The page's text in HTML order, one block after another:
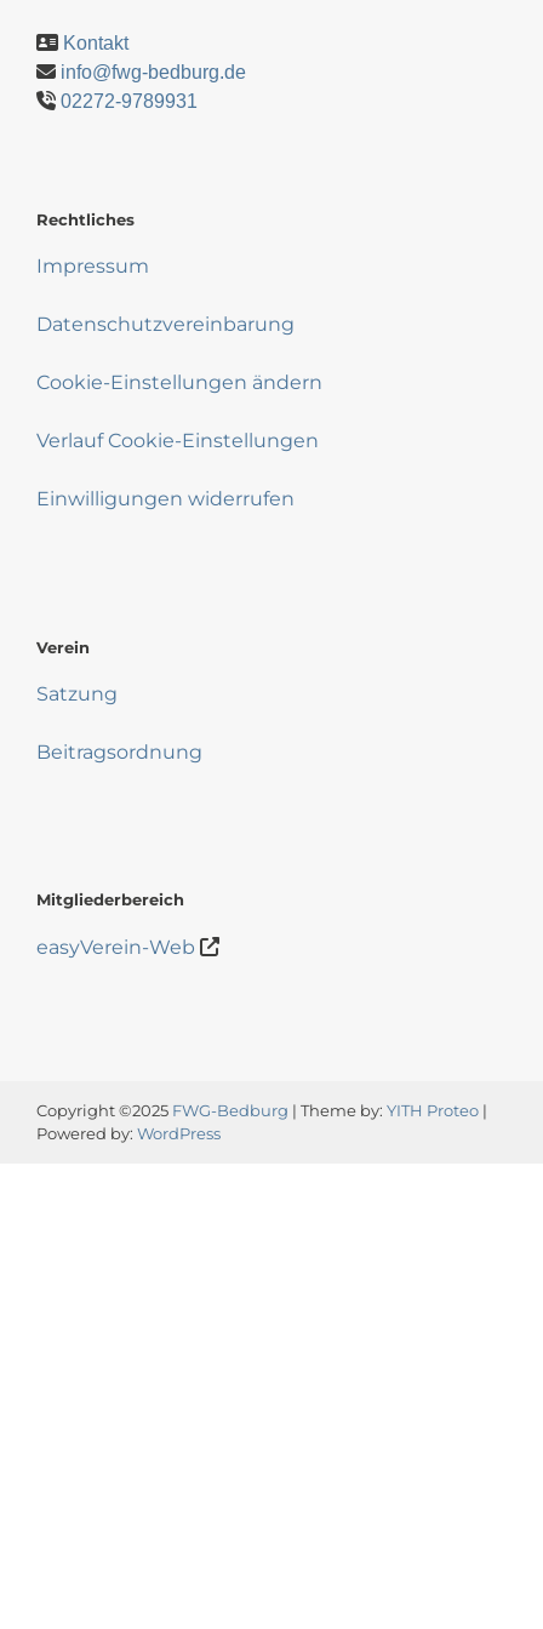
Kontakt
info@fwg-bedburg.de
02272-9789931
Rechtliches
Impressum
Datenschutzvereinbarung
Cookie-Einstellungen ändern
Verlauf Cookie-Einstellungen
Einwilligungen widerrufen
Verein
Satzung
Beitragsordnung
Mitgliederbereich
easyVerein-Web
Copyright ©2025 FWG-Bedburg | Theme by: YITH Proteo |
Powered by: WordPress